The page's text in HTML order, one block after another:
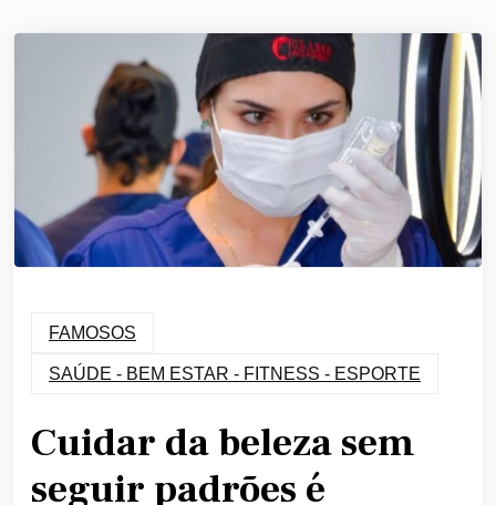
FAMOSOS
SAÚDE - BEM ESTAR - FITNESS - ESPORTE
Cuidar da beleza sem
seguir padrões é